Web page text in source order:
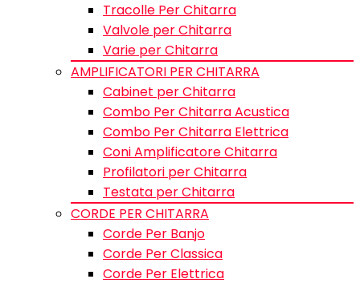
Tracolle Per Chitarra
Valvole per Chitarra
Varie per Chitarra
AMPLIFICATORI PER CHITARRA
Cabinet per Chitarra
Combo Per Chitarra Acustica
Combo Per Chitarra Elettrica
Coni Amplificatore Chitarra
Profilatori per Chitarra
Testata per Chitarra
CORDE PER CHITARRA
Corde Per Banjo
Corde Per Classica
Corde Per Elettrica